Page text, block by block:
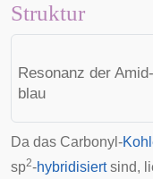
Struktur
Resonanz der
blau
Da das Carbonyl-
sp2-hybridisiertsind,